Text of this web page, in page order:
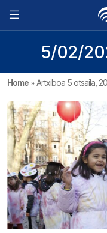
5/02/
Home »Artxiboa 5 otsaila,